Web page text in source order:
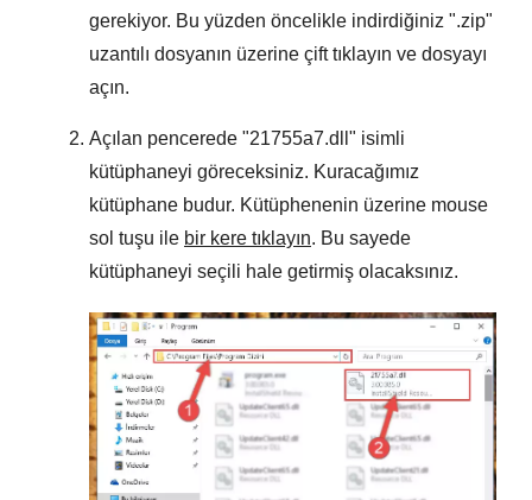
gerekiyor. Bu yüzden öncelikle indirdiğiniz ".zip"
uzantılı dosyanın üzerine çift tıklayın ve dosyayı
açın.
Açılan pencerede "21755a7.dll " isimli
kütüphaneyi göreceksiniz. Kuracağımız
kütüphane budur. Kütüphenenin üzerine mouse
sol tuşu ile bir kere tıklayın. Bu sayede
kütüphaneyi seçili hale getirmiş olacaksınız.